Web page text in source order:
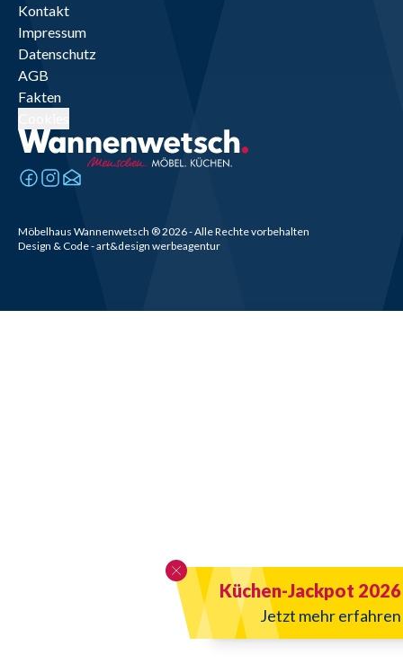
Küchen-Jackpot 2026
Jetzt mehr erfahren
Kontakt
Impressum
Datenschutz
AGB
Fakten
Möbelhaus Wannenwetsch ®2026- Alle Rechte vorbehalten
Design & Code - art&design werbeagentur